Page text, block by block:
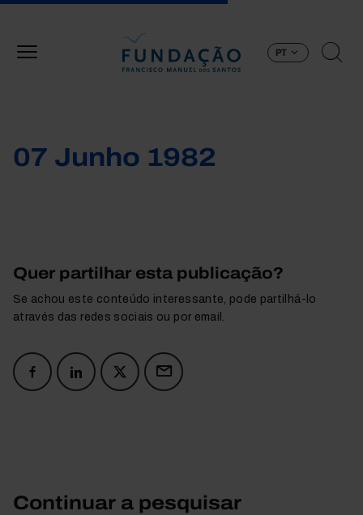
PT
07 Junho 1982
Quer partilhar esta publicação?
Se achou este conteúdo interessante, pode partilhá-lo
através das redes sociais ou por email.
Continuar a pesquisar